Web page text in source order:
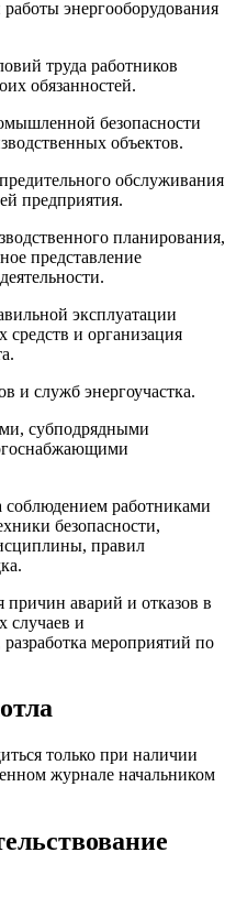
энергооборудования
труда работников
обязанностей.
безопасности
объектов.
обслуживания
предприятия.
планирования,
представление
эксплуатации
средств и организация
и служб энергоучастка.
субподрядными
соблюдением работниками
безопасности,
правил
причин аварий и отказов в
случаев и
мероприятий по
только при наличии
журнале начальником